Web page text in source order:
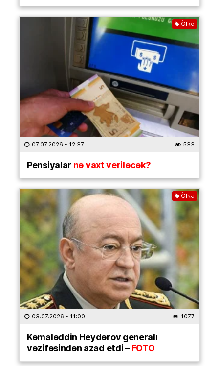
Ölkə
07.07.2026 - 12:37 533
Pensiyalar nə vaxt veriləcək?
Ölkə
03.07.2026 - 11:00 1077
Kəmaləddin Heydərov generalı
vəzifəsindən azad etdi –FOTO